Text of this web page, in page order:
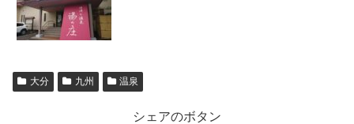
大分 九州 温泉
シェアのボタン